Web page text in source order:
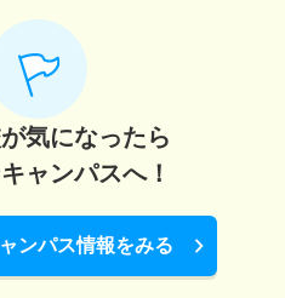
気になったら
ャンパスへ！
ンパス情報をみる